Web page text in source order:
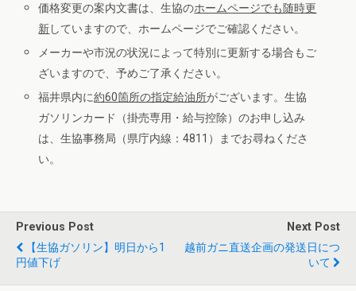
価格変更の案内文書は、生協のホームページでも随時更
新していますので、ホームページでご確認ください。
メーカーや市況の状況によって特別に更新する場合もご
ざいますので、予めご了承ください。
福井県内に約60箇所の指定給油所がございます。生協
ガソリンカード（掛売専用・給与控除）のお申し込み
は、生協事務局（県庁内線：4811）までお尋ねくださ
い。
Previous Post
【生協ガソリン】明日から1
円値下げ
Next Post
越前ガニ直送企画の発送日につ
いて